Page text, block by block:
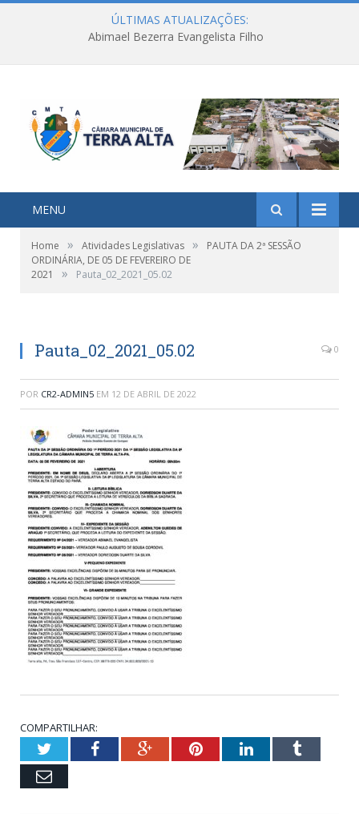
ÚLTIMAS ATUALIZAÇÕES:
Abimael Bezerra Evangelista Filho
MENU
Home » Atividades Legislativas »
PAUTA DA 2ª SESSÃO
ORDINÁRIA, DE 05 DE FEVEREIRO DE
2021
» Pauta_02_2021_05.02
Pauta_02_2021_05.02 0
POR CR2-ADMIN5 EM 12 DE ABRIL DE 2022
COMPARTILHAR:
TwitterFacebookGoogle+PinterestLinkedInTumblr
Email